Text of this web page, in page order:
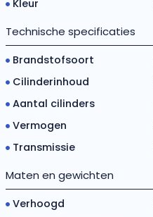
Kleur
Technische specificaties
Brandstofsoort
Cilinderinhoud
Aantal cilinders
Vermogen
Transmissie
Maten en gewichten
Verhoogd